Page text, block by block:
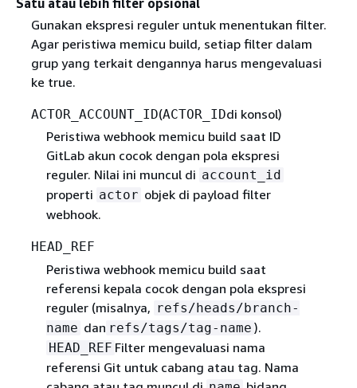
Satu atau lebih filter opsional
Gunakan ekspresi reguler untuk menentukan filter.
Agar peristiwa memicu build, setiap filter dalam
grup yang terkait dengannya harus mengevaluasi
ke true.
ACTOR_ACCOUNT_ID(ACTOR_IDdi konsol)
Peristiwa webhook memicu build saat ID
GitLab akun cocok dengan pola ekspresi
reguler. Nilai ini muncul di account_id
properti actor objek di payload filter
webhook.
HEAD_REF
Peristiwa webhook memicu build saat
referensi kepala cocok dengan pola ekspresi
reguler (misalnya, refs/heads/branch-
name dan refs/tags/tag-name ).
HEAD_REF Filter mengevaluasi nama
referensi Git untuk cabang atau tag. Nama